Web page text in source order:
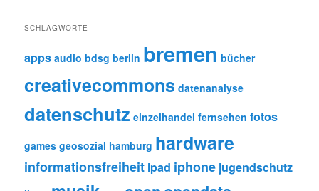
SCHLAGWORTE
apps audio bdsg berlin bremen bücher
creativecommons datenanalyse
datenschutz einzelhandel fernsehen fotos
games geosozial hamburg hardware
informationsfreiheit ipad iphone jugendschutz